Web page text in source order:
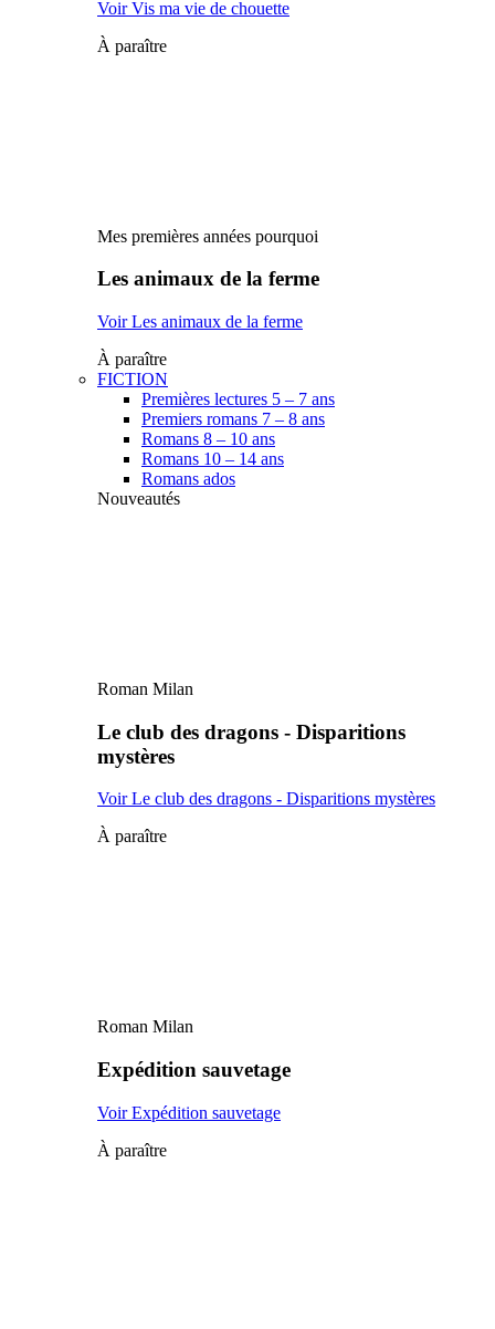
Voir Vis ma vie de chouette
À paraître
Mes premières années pourquoi
Les animaux de la ferme
Voir Les animaux de la ferme
À paraître
FICTION
Premières lectures 5 – 7 ans
Premiers romans 7 – 8 ans
Romans 8 – 10 ans
Romans 10 – 14 ans
Romans ados
Nouveautés
Roman Milan
Le club des dragons - Disparitions
mystères
Voir Le club des dragons - Disparitions mystères
À paraître
Roman Milan
Expédition sauvetage
Voir Expédition sauvetage
À paraître